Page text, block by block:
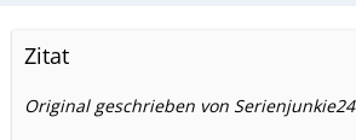
Zitat
Original geschrieben von Serienjunkie24